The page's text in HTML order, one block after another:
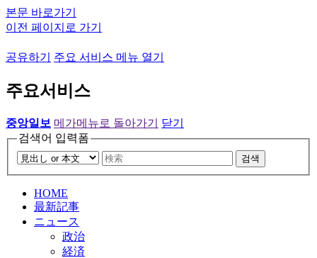
본문 바로가기
이전 페이지로 가기
공유하기 주요 서비스 메뉴 열기
주요서비스
중앙일보 메가메뉴로 돌아가기
닫기
검색어 입력폼
검색
HOME
最新記事
ニュース
政治
経済